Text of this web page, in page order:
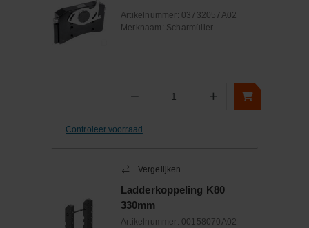
Artikelnummer: 03732057A02
Merknaam: Scharmüller
− Aantal +
Controleer voorraad
Vergelijken
Ladderkoppeling K80
330mm
Artikelnummer: 00158070A02